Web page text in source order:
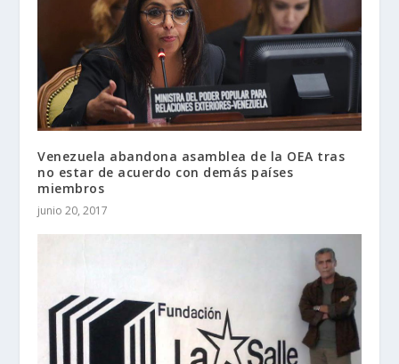
Venezuela abandona asamblea de la OEA tras
no estar de acuerdo con demás países
miembros
junio 20, 2017